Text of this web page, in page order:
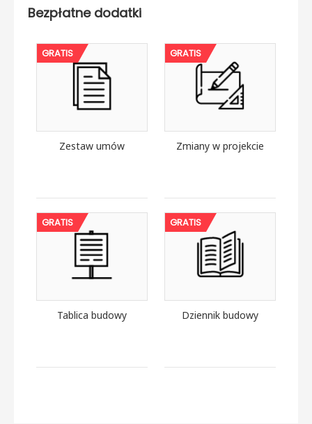
Bezpłatne dodatki
GRATIS
Zestaw umów
GRATIS
Zmiany w projekcie
GRATIS
Tablica budowy
GRATIS
Dziennik budowy